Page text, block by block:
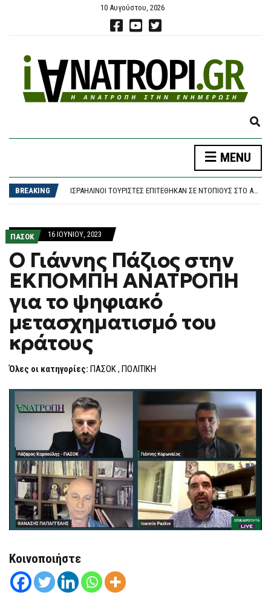
10 Αυγούστου, 2026
E
P
N
MENU
BREAKING
ΜΕ ΠΡΌΣΩΠΟ – «ΈΚΠΛΗΞΗ» Ο ΣΥΡΙΖΑ ΣΤΗ ΔΕΘ
ΙΣΡΑΗΛΙΝΟΊ ΤΟΥΡΊΣΤΕΣ ΕΠΙΤΈΘΗΚΑΝ ΣΕ ΝΤΌΠΙΟΥΣ ΣΤΟ ΑΓΚΊΣΤΡΙ
ΜΕ ΠΡΌΣΩΠΟ – «ΈΚΠΛΗΞΗ» Ο ΣΥΡΙΖΑ ΣΤΗ ΔΕΘ
ΠΑΣΟΚ 16 ΙΟΥΝΊΟΥ, 2023
Ο Γιάννης Πάζιος στην
ΕΚΠΟΜΠΗ ΑΝΑΤΡΟΠΗ
για το ψηφιακό
μετασχηματισμό του
κράτους
Όλες οι κατηγορίες: ΠΑΣΟΚ, ΠΟΛΙΤΙΚΗ
Κοινοποιήστε